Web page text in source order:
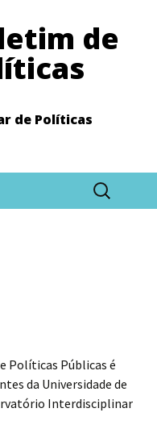
de
de Políticas
Pesquisar
por:
Políticas Públicas é
da Universidade de
Interdisciplinar